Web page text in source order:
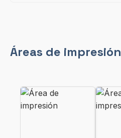
Áreas de impresión